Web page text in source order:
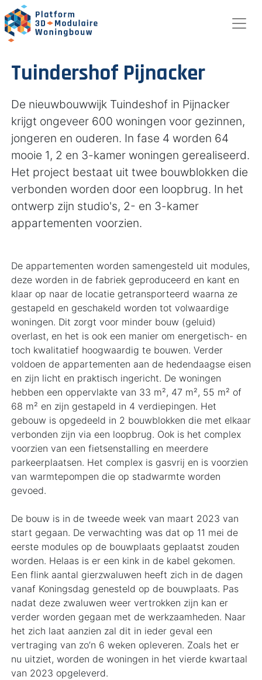
Tuindershof Pijnacker
De nieuwbouwwijk Tuindeshof in Pijnacker
krijgt ongeveer 600 woningen voor gezinnen,
jongeren en ouderen. In fase 4 worden 64
mooie 1, 2 en 3-kamer woningen gerealiseerd.
Het project bestaat uit twee bouwblokken die
verbonden worden door een loopbrug. In het
ontwerp zijn studio's, 2- en 3-kamer
appartementen voorzien.
De appartementen worden samengesteld uit modules,
deze worden in de fabriek geproduceerd en kant en
klaar op naar de locatie getransporteerd waarna ze
gestapeld en geschakeld worden tot volwaardige
woningen. Dit zorgt voor minder bouw (geluid)
overlast, en het is ook een manier om energetisch- en
toch kwalitatief hoogwaardig te bouwen. Verder
voldoen de appartementen aan de hedendaagse eisen
en zijn licht en praktisch ingericht. De woningen
hebben een oppervlakte van 33 m², 47 m², 55 m² of
68 m² en zijn gestapeld in 4 verdiepingen. Het
gebouw is opgedeeld in 2 bouwblokken die met elkaar
verbonden zijn via een loopbrug. Ook is het complex
voorzien van een fietsenstalling en meerdere
parkeerplaatsen. Het complex is gasvrij en is voorzien
van warmtepompen die op stadwarmte worden
gevoed.
De bouw is in de tweede week van maart 2023 van
start gegaan. De verwachting was dat op 11 mei de
eerste modules op de bouwplaats geplaatst zouden
worden. Helaas is er een kink in de kabel gekomen.
Een flink aantal gierzwaluwen heeft zich in de dagen
vanaf Koningsdag genesteld op de bouwplaats. Pas
nadat deze zwaluwen weer vertrokken zijn kan er
verder worden gegaan met de werkzaamheden. Naar
het zich laat aanzien zal dit in ieder geval een
vertraging van zo’n 6 weken opleveren. Zoals het er
nu uitziet, worden de woningen in het vierde kwartaal
van 2023 opgeleverd.